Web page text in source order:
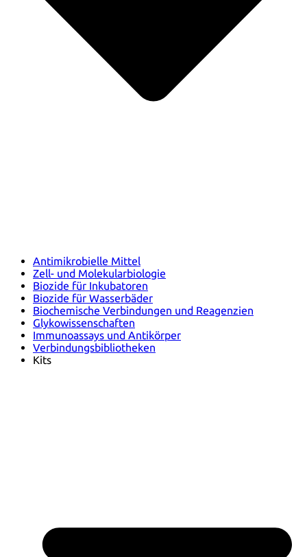
Antimikrobielle Mittel
Zell- und Molekularbiologie
Biozide für Inkubatoren
Biozide für Wasserbäder
Biochemische Verbindungen und Reagenzien
Glykowissenschaften
Immunoassays und Antikörper
Verbindungsbibliotheken
Kits